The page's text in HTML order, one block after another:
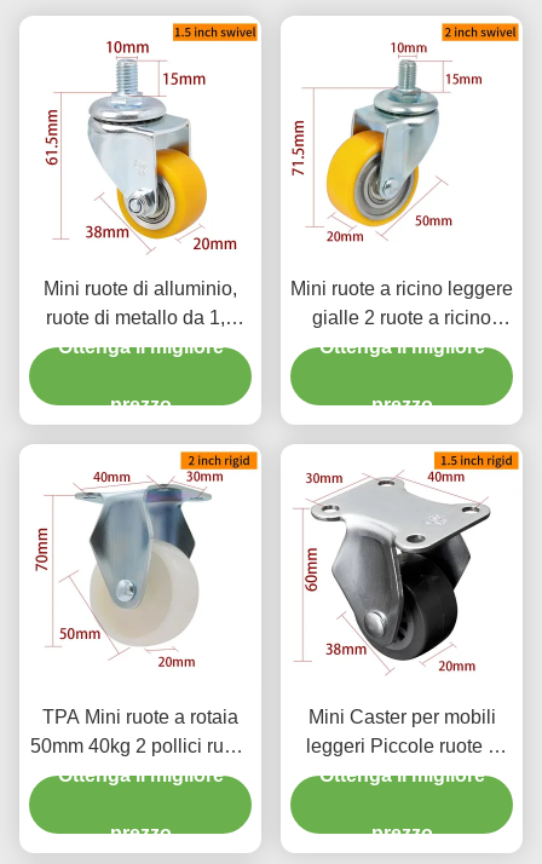
Mini ruote di alluminio,
ruote di metallo da 1,5
pollici.
Ottenga il migliore
prezzo
Mini ruote a ricino leggere
gialle 2 ruote a ricino
girevoli 262S-86A
Ottenga il migliore
prezzo
TPA Mini ruote a rotaia
50mm 40kg 2 pollici ruote
rigide 262P-23
Ottenga il migliore
prezzo
Mini Caster per mobili
leggeri Piccole ruote a
rotazione 1.5 pollici 38
Ottenga il migliore
prezzo